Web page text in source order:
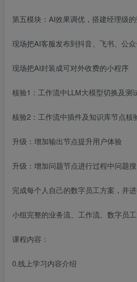
第五模块：AI效果调优，搭建经理级
现场把AI客服发布到抖音、飞书、公
现场把AI封装成可对外收费的小程序
核验1：工作流中LLM大模型切换及测
核验2：工作流中插件及知识库节点核
升级：增加输出节点提升用户体验
升级：增加问题节点进行过程中问题
完成每个人自己的数字员工方案，并
小组完整的业务流、工作流、数字员
课程内容：
0.线上学习内容介绍